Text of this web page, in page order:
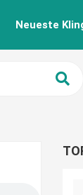
Neueste